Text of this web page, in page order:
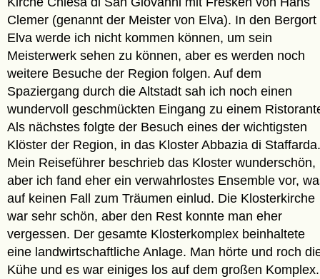
Clemer (genannt der Meister von Elva). In den Bergort
Elva werde ich nicht kommen können, um sein
Meisterwerk sehen zu können, aber es werden noch
weitere Besuche der Region folgen. Auf dem
Spaziergang durch die Altstadt sah ich noch einen
wundervoll geschmückten Eingang zu einem
Als nächstes folgte der Besuch eines der wichtigsten
Klöster der Region, in das Kloster Abbazia di Staffarda.
Mein Reiseführer beschrieb das Kloster wunderschön,
aber ich fand eher ein verwahrlostes Ensemble vor,
auf keinen Fall zum Träumen einlud. Die Klosterkirche
war sehr schön, aber den Rest konnte man eher
vergessen. Der gesamte Klosterkomplex beinhaltete
eine landwirtschaftliche Anlage. Man hörte und roch
Kühe und es war einiges los auf dem großen Komplex.